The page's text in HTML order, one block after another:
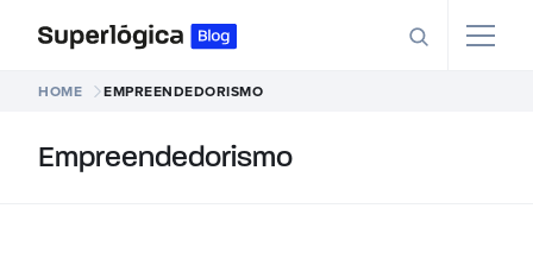
HOME EMPREENDEDORISMO
Empreendedorismo